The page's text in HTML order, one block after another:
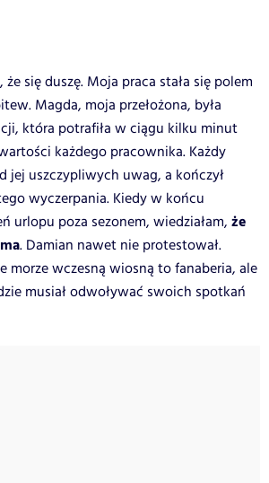
że się duszę. Moja praca stała się polem
Magda, moja przełożona, była
która potrafiła w ciągu kilku minut
każdego pracownika. Każdy
jej uszczypliwych uwag, a kończył
wyczerpania. Kiedy w końcu
urlopu poza sezonem, wiedziałam, że
. Damian nawet nie protestował.
morze wczesną wiosną to fanaberia, ale
musiał odwoływać swoich spotkań